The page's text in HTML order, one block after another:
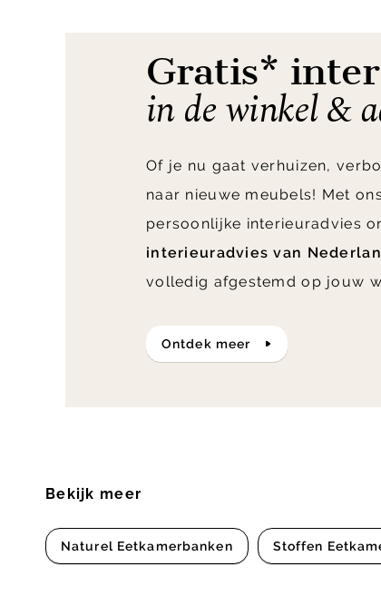
Gratis*
in de winkel &
Of je nu gaat verhuizen,
naar nieuwe meubels! Met
persoonlijke interieuradvies
interieuradvies van
volledig afgestemd op jouw
ontdek meer
Bekijk meer
Naturel Eetkamerbanken Stoffen